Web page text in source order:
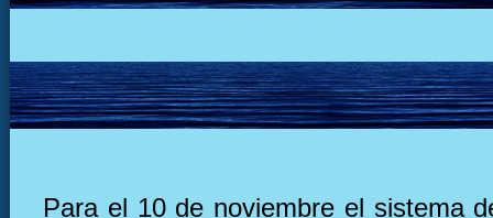
Para el 10 de noviembre el sistema